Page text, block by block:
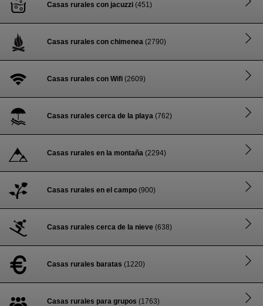
Casas rurales con jacuzzi (451)
Casas rurales con chimenea (2790)
Casas rurales con Wifi (2609)
Casas rurales cerca de la playa (762)
Casas rurales en la montaña (2294)
Casas rurales en el campo (900)
Casas rurales cerca de la nieve (638)
Casas rurales baratas (1220)
Casas rurales para grupos (1763)